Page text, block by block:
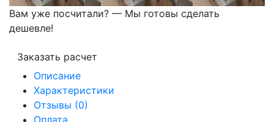
Вам уже посчитали? — Мы готовы сделать
дешевле!
Заказать расчет
Описание
Характеристики
Отзывы (0)
Оплата